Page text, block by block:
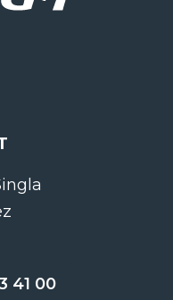
41 00